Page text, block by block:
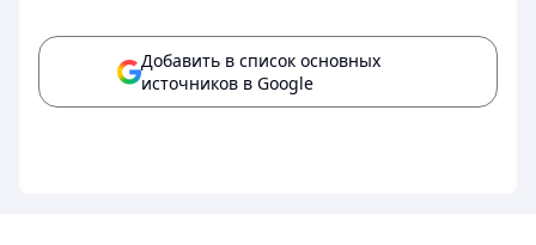
Добавить в список основных
источников в Google